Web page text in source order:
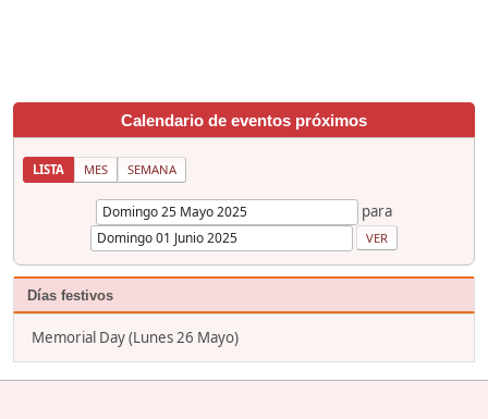
Calendario de eventos próximos
LISTA MES SEMANA
para
Días festivos
Memorial Day (Lunes 26 Mayo)